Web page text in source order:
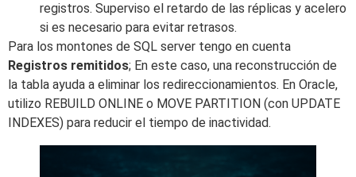
registros. Superviso el retardo de las réplicas y acelero
si es necesario para evitar retrasos.
Para los montones de SQL server tengo en cuenta
Registros remitidos; En este caso, una reconstrucción de
la tabla ayuda a eliminar los redireccionamientos. En Oracle,
utilizo REBUILD ONLINE o MOVE PARTITION (con UPDATE
INDEXES) para reducir el tiempo de inactividad.